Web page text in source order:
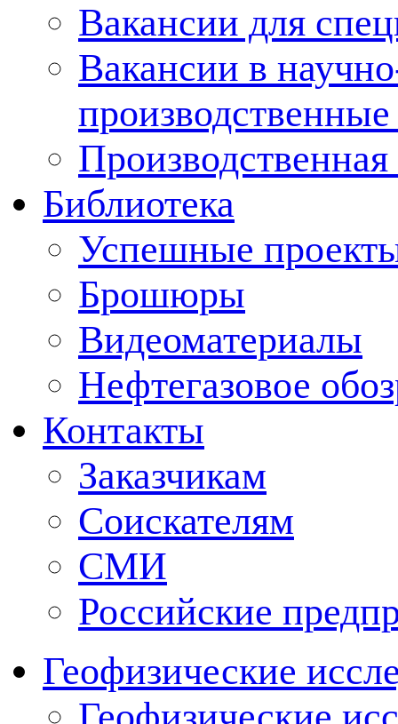
Вакансии для
Вакансии в
Производственная
Библиотека
Успешные
Брошюры
Видеоматериалы
Нефтегазовое
Контакты
Заказчикам
Соискателям
СМИ
Российские
Геофизические